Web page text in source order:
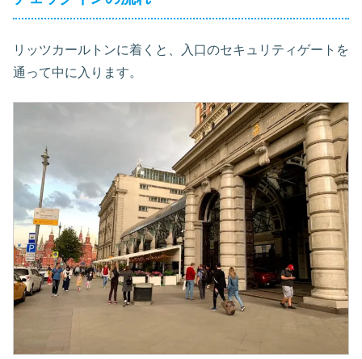
リッツカールトンに着くと、入口のセキュリティゲートを
通って中に入ります。